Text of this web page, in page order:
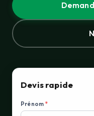
Devis rapide
Prénom *